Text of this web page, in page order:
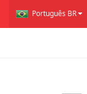
Português BR